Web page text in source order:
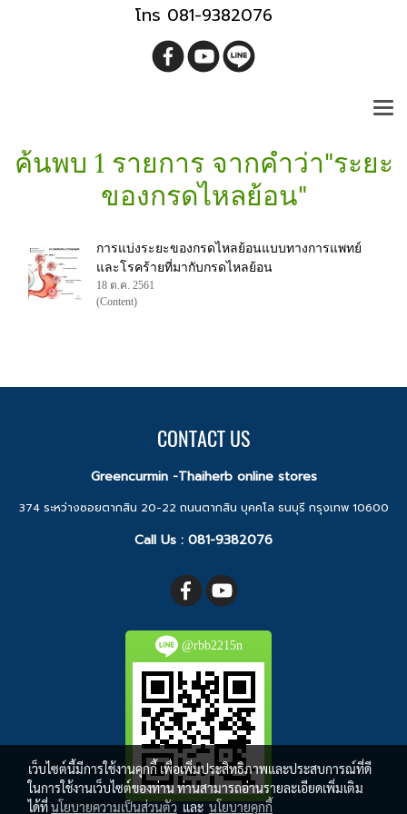
โทร 081-9382076
ค้นพบ 1 รายการ จากคำว่า"ระยะ
ของกรดไหลย้อน"
การแบ่งระยะของกรดไหลย้อนแบบทางการแพทย์
และโรคร้ายที่มากับกรดไหลย้อน
18 ต.ค. 2561
(Content)
CONTACT US
Greencurmin -Thaiherb online stores
374 ระหว่างซอยตากสิน 20-22 ถนนตากสิน บุคคโล ธนบุรี กรุงเทพ 10600
Call Us : 081-9382076
@rbb2215n
เว็บไซต์นี้มีการใช้งานคุกกี้ เพื่อเพิ่มประสิทธิภาพและประสบการณ์ที่ดี
ในการใช้งานเว็บไซต์ของท่าน ท่านสามารถอ่านรายละเอียดเพิ่มเติม
ได้ที่นโยบายความเป็นส่วนตัวและนโยบายคุกกี้